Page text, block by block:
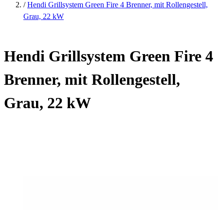
/ Hendi Grillsystem Green Fire 4 Brenner, mit Rollengestell,
Grau, 22 kW
Hendi Grillsystem Green Fire 4
Brenner, mit Rollengestell,
Grau, 22 kW